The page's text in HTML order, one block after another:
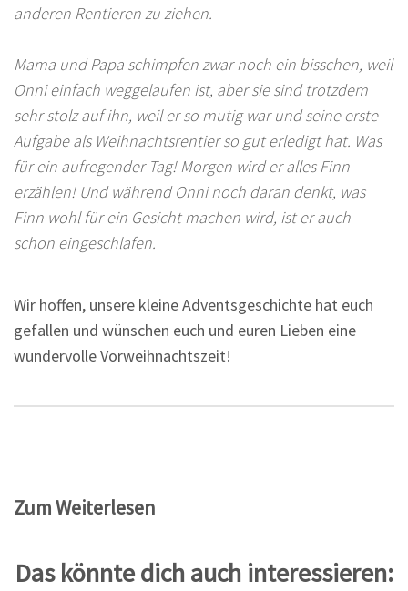
anderen Rentieren zu ziehen.
Mama und Papa schimpfen zwar noch ein bisschen, weil
Onni einfach weggelaufen ist, aber sie sind trotzdem
sehr stolz auf ihn, weil er so mutig war und seine erste
Aufgabe als Weihnachtsrentier so gut erledigt hat. Was
für ein aufregender Tag! Morgen wird er alles Finn
erzählen! Und während Onni noch daran denkt, was
Finn wohl für ein Gesicht machen wird, ist er auch
schon eingeschlafen.
Wir hoffen, unsere kleine Adventsgeschichte hat euch
gefallen und wünschen euch und euren Lieben eine
wundervolle Vorweihnachtszeit!
Zum Weiterlesen
Das könnte dich auch interessieren: